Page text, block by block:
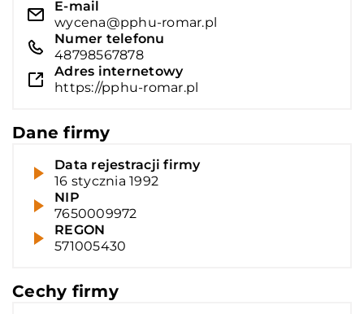
E-mail
wycena@pphu-romar.pl
Numer telefonu
48798567878
Adres internetowy
https://pphu-romar.pl
Dane firmy
Data rejestracji firmy
16 stycznia 1992
NIP
7650009972
REGON
571005430
Cechy firmy